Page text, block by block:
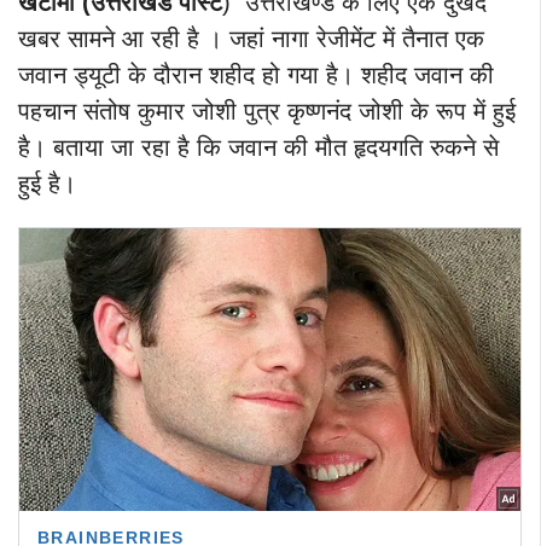
खबर सामने आ रही है । जहां नागा रेजीमेंट में तैनात एक
जवान ड्यूटी के दौरान शहीद हो गया है। शहीद जवान की
पहचान संतोष कुमार जोशी पुत्र कृष्णनंद जोशी के रूप में हुई
है। बताया जा रहा है कि जवान की मौत हृदयगति रुकने से
हुई है।